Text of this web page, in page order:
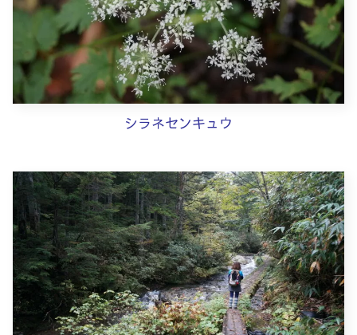
シラネセンキュウ